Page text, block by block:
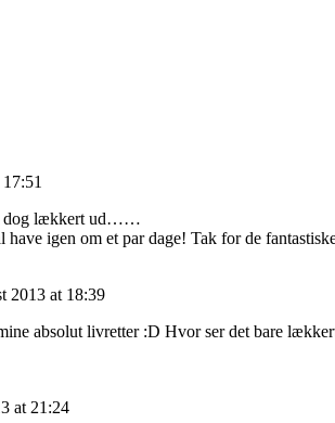
dog lækkert ud……
have igen om et par dage! Tak for de
2013 at 18:39
absolut livretter :D Hvor ser det bare
at 21:24